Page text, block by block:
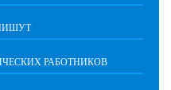
РАБОТНИКОВ